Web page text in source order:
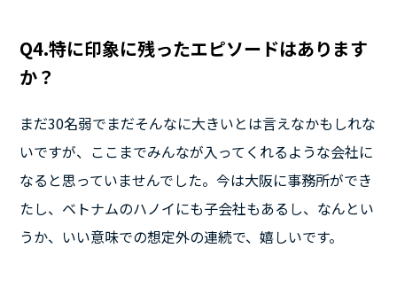
Q4.特に印象に残ったエピソードはあります
か？
まだ30名弱でまだそんなに大きいとは言えなかもしれな
いですが、ここまでみんなが入ってくれるような会社に
なると思っていませんでした。今は大阪に事務所ができ
たし、ベトナムのハノイにも子会社もあるし、なんとい
うか、いい意味での想定外の連続で、嬉しいです。